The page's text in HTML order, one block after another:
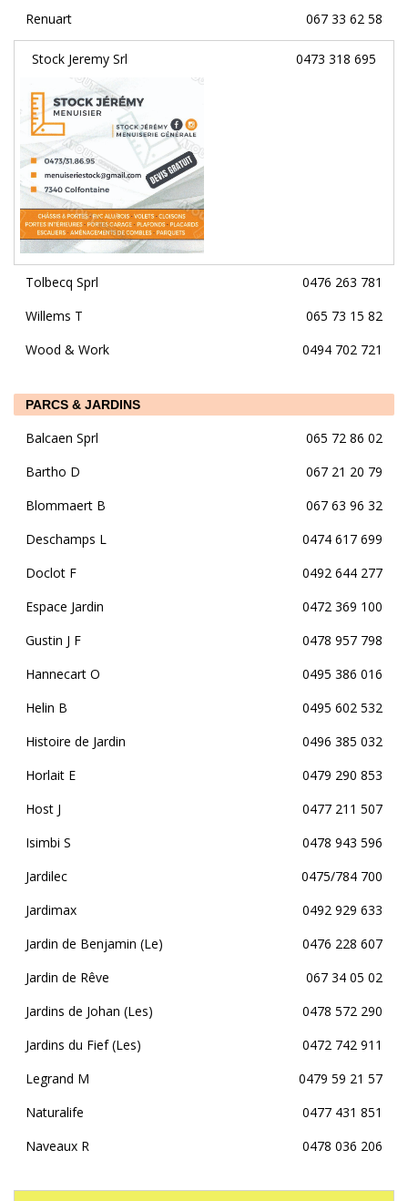
Renuart
067 33 62 58
Stock Jeremy Srl 0473 318 695
Tolbecq Sprl
0476 263 781
Willems T
065 73 15 82
Wood & Work
0494 702 721
PARCS & JARDINS
Balcaen Sprl
065 72 86 02
Bartho D
067 21 20 79
Blommaert B
067 63 96 32
Deschamps L
0474 617 699
Doclot F
0492 644 277
Espace Jardin
0472 369 100
Gustin J F
0478 957 798
Hannecart O
0495 386 016
Helin B
0495 602 532
Histoire de Jardin
0496 385 032
Horlait E
0479 290 853
Host J
0477 211 507
Isimbi S
0478 943 596
Jardilec
0475/784 700
Jardimax
0492 929 633
Jardin de Benjamin (Le)
0476 228 607
Jardin de Rêve
067 34 05 02
Jardins de Johan (Les)
0478 572 290
Jardins du Fief (Les)
0472 742 911
Legrand M
0479 59 21 57
Naturalife
0477 431 851
Naveaux R
0478 036 206